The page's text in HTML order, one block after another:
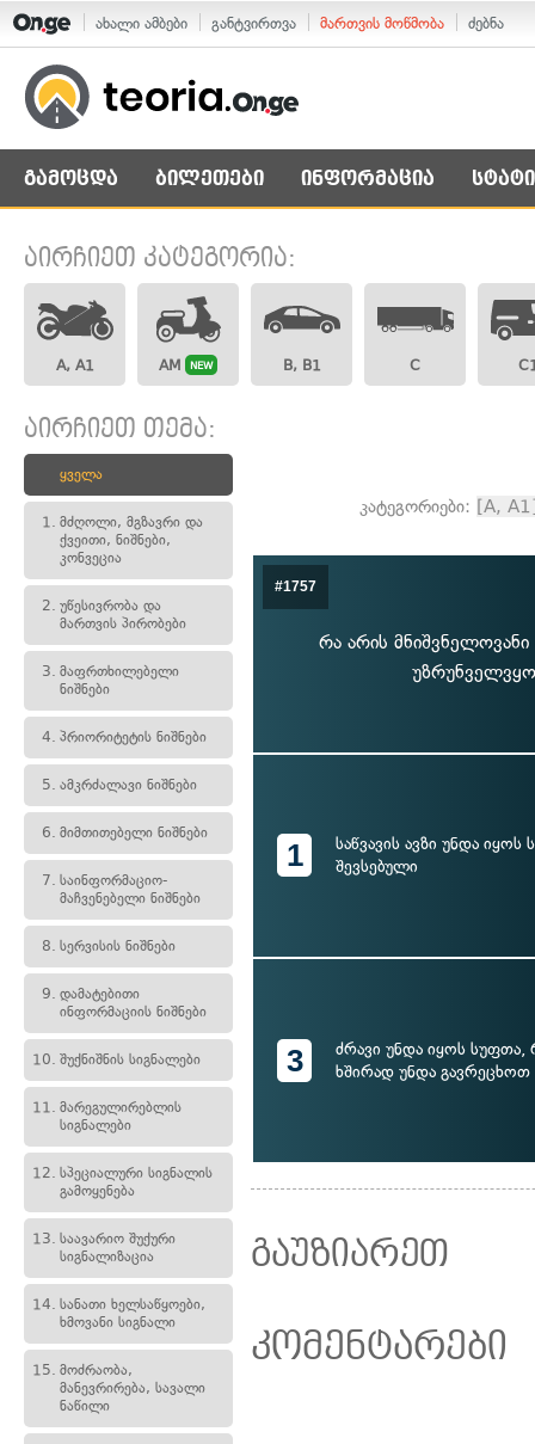
ახალი ამბები განტვირთვა მართვის მოწმობა ძებნა
გამოცდა ბილეთები ინფორმაცია
აირჩიეთ კატეგორია:
A, A1 AM NEW B, B1 C
აირჩიეთ თემა:
ყველა
1. მძღოლი, მგზავრი და
ქვეითი, ნიშნები,
კონვეცია
2. უწესივრობა და
მართვის პირობები
3. მაფრთხილებელი
ნიშნები
4. პრიორიტეტის ნიშნები
5. ამკრძალავი ნიშნები
6. მიმთითებელი ნიშნები
7. საინფორმაციო-
მაჩვენებელი ნიშნები
8. სერვისის ნიშნები
9. დამატებითი
ინფორმაციის ნიშნები
10. შუქნიშნის სიგნალები
11. მარეგულირებლის
სიგნალები
12. სპეციალური სიგნალის
გამოყენება
13. საავარიო შუქური
სიგნალიზაცია
14. სანათი ხელსაწყოები,
ხმოვანი სიგნალი
15. მოძრაობა,
მანევრირება, სავალი
ნაწილი
კატეგორიები: [A,
#1757
რა არის
1
საწვავის ავზი უნდა
შევსებული
3
ძრავი უნდა იყოს სუფთა,
ხშირად უნდა გავრეცხოთ
გაუზიარეთ
კომენტარები